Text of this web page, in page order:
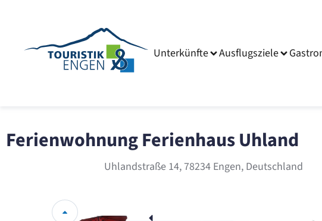
Unterkünfte Ausflugsziele
Ferienwohnung Ferienhaus Uhland
Uhlandstraße 14, 78234 Engen, Deutschland